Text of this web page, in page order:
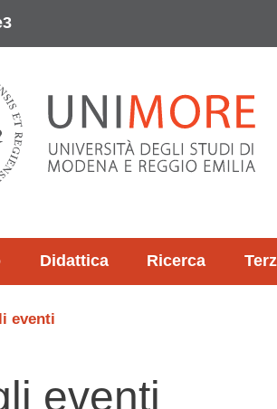
Didattica Ricerca
eventi
eventi